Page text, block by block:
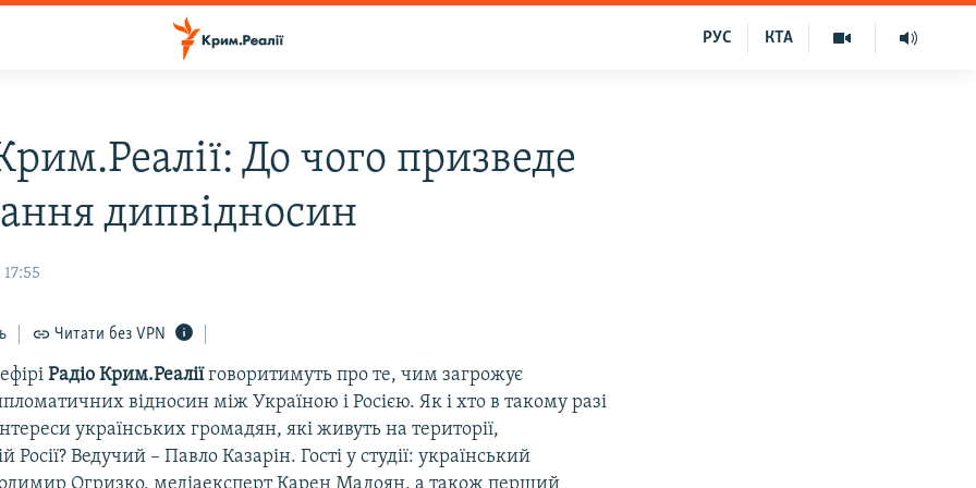
КТА
РУС
До чого призведе
дипвідносин
Читати без VPN
Радіо Крим.Реаліїговоритимуть про те, чим загрожує
відносин між Україною і Росією. Як і хто в такому разі
українських громадян, які живуть на території,
Росії? Ведучий – Павло Казарін. Гості у студії: український